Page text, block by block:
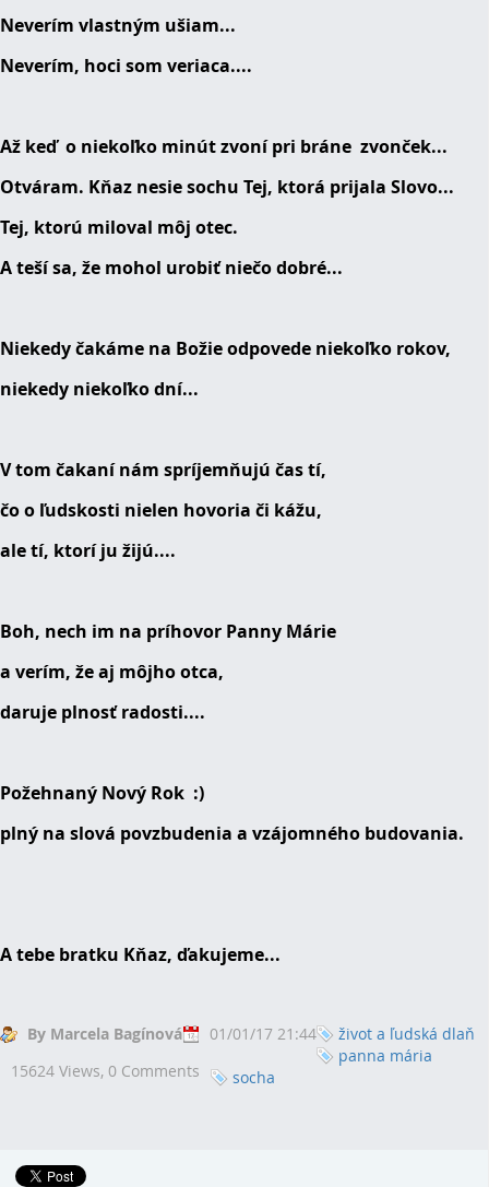
Neverím vlastným ušiam...
Neverím, hoci som veriaca....
Až keď o niekoľko minút zvoní pri bráne zvonček...
Otváram. Kňaz nesie sochu Tej, ktorá prijala Slovo...
Tej, ktorú miloval môj otec.
A teší sa, že mohol urobiť niečo dobré...
Niekedy čakáme na Božie odpovede niekoľko rokov,
niekedy niekoľko dní...
V tom čakaní nám spríjemňujú čas tí,
čo o ľudskosti nielen hovoria či kážu,
ale tí, ktorí ju žijú....
Boh, nech im na príhovor Panny Márie
a verím, že aj môjho otca,
daruje plnosť radosti....
Požehnaný Nový Rok :)
plný na slová povzbudenia a vzájomného budovania.
A tebe bratku Kňaz, ďakujeme...
By Marcela Bagínová
01/01/17 21:44
15624 Views, 0 Comments
život a ľudská dlaň
panna mária
socha